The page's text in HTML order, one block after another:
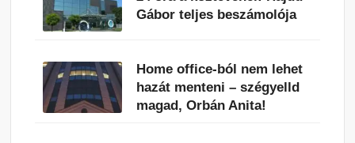
Gábor teljes beszámolója
Home office-ból nem lehet
hazát menteni – szégyelld
magad, Orbán Anita!